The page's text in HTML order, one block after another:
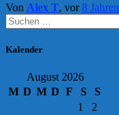
Von Alex T, vor 8 Jahren
Suchen
nach:
Kalender
August 2026
M D M D F S
S
1
2